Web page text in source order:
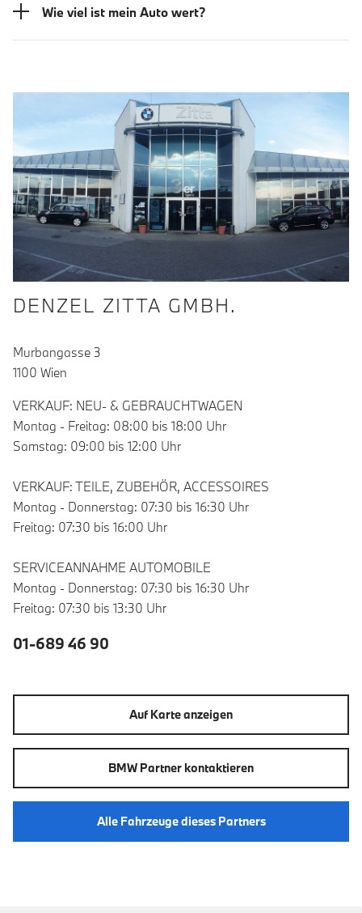
Wie viel ist mein Auto wert?
DENZEL ZITTA GMBH.
Murbangasse 3
1100 Wien
VERKAUF: NEU- & GEBRAUCHTWAGEN
Montag - Freitag: 08:00 bis 18:00 Uhr
Samstag: 09:00 bis 12:00 Uhr
VERKAUF: TEILE, ZUBEHÖR, ACCESSOIRES
Montag - Donnerstag: 07:30 bis 16:30 Uhr
Freitag: 07:30 bis 16:00 Uhr
SERVICEANNAHME AUTOMOBILE
Montag - Donnerstag: 07:30 bis 16:30 Uhr
Freitag: 07:30 bis 13:30 Uhr
01-689 46 90
Auf Karte anzeigen
BMW Partner kontaktieren
Alle Fahrzeuge dieses Partners